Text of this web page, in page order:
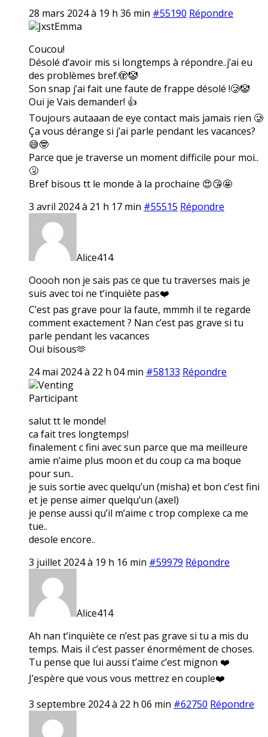
28 mars 2024 à 19 h 36 min #55190 Répondre
JxstEmma
Coucou!
Désolé d’avoir mis si longtemps à répondre..j’ai eu
des problèmes bref.🫣🤡
Son snap j’ai fait une faute de frappe désolé !🥲🤡
Oui je Vais demander! 👍
Toujours autaaan de eye contact mais jamais rien 🥲
Ça vous dérange si j’ai parle pendant les vacances?
😅🤓
Parce que je traverse un moment difficile pour moi..
🤧
Bref bisous tt le monde à la prochaine 😍😘🤩
3 avril 2024 à 21 h 17 min #55515 Répondre
Alice414
Ooooh non je sais pas ce que tu traverses mais je
suis avec toi ne t’inquiète pas❤️
C’est pas grave pour la faute, mmmh il te regarde
comment exactement ? Nan c’est pas grave si tu
parle pendant les vacances
Oui bisous🫶
24 mai 2024 à 22 h 04 min #58133 Répondre
Venting
Participant
salut tt le monde!
ca fait tres longtemps!
finalement c fini avec sun parce que ma meilleure
amie n’aime plus moon et du coup ca ma boque
pour sun..
je suis sortie avec quelqu’un (misha) et bon c’est fini
et je pense aimer quelqu’un (axel)
je pense aussi qu’il m’aime c trop complexe ca me
tue..
desole encore..
3 juillet 2024 à 19 h 16 min #59979 Répondre
Alice414
Ah nan t’inquiète ce n’est pas grave si tu a mis du
temps. Mais il c’est passer énormément de choses.
Tu pense que lui aussi t’aime c’est mignon ❤️
J’espère que vous vous mettrez en couple❤️
3 septembre 2024 à 22 h 06 min #62750 Répondre